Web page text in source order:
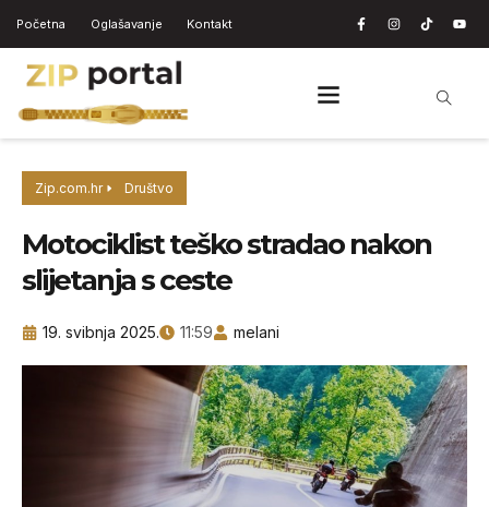
Početna Oglašavanje Kontakt
Zip.com.hr Društvo
Motociklist teško stradao nakon
slijetanja s ceste
19. svibnja 2025. 11:59 melani